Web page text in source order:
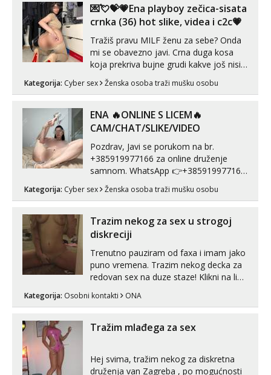
volim njezan seks i njezne poljupce po
tijelu koji me jako pale,obozavam kad
muskar...
💌💘💝💗Ena playboy zečica-sisata
crnka (36) hot slike, videa i c2c💗
Tražiš pravu MILF ženu za sebe? Onda
mi se obavezno javi. Crna duga kosa
koja prekriva bujne grudi kakve još nisi
vidio, čista ŠESTICA! A usne? O usnama
bolje da ni ne pričam. Prave pune usne
vjeruj mi, takve još nisi vidio. Uvijek sam
spremna za ONLOINE zabavu...
Kategorija: Cyber sex Ženska osoba traži mušku osobu
ENA 🔥ONLINE S LICEM🔥
CAM/CHAT/SLIKE/VIDEO
Pozdrav, Javi se porukom na br.
+385919977166 za online druženje
samnom. WhatsApp 👉+385919977166
Telegram 👉@enafriedrichkis Radim
videopozive s licem, solo i s partnerom,
kombinacije halteri, haljine, štikle,
samostojeće itd. Nudim svakakva videa
seksa, puš...
Kategorija: Cyber sex Ženska osoba traži mušku osobu
Trazim nekog za sex u strogoj
diskreciji
Trenutno pauziram od faxa i imam jako
puno vremena. Trazim nekog decka za
redovan sex na duze staze! Klikni na link
Kategorija: Osobni kontakti ONA
Tražim mlađega za sex
Hej svima, tražim nekog za diskretna
druženja van Zagreba , po mogućnosti